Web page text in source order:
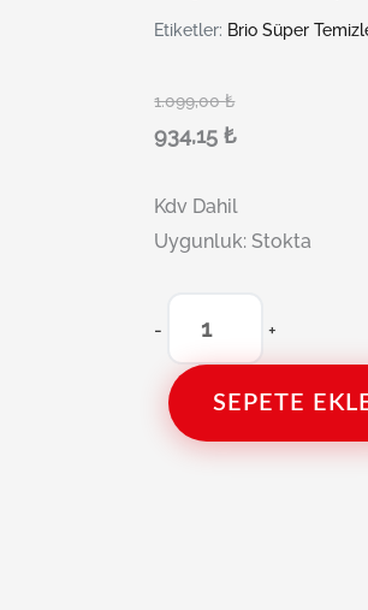
Etiketler: Brio Süper
1.099,00₺
934,15₺
Kdv Dahil
Uygunluk: Stokta
- +
SEPETE